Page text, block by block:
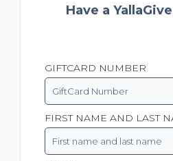
Have a
GIFTCARD NUMBER
FIRST NAME AND LAST